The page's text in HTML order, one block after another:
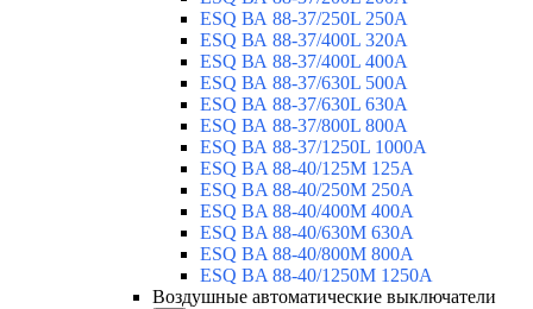
ESQ ВА 88-37/250L 250A
ESQ ВА 88-37/400L 320A
ESQ ВА 88-37/400L 400A
ESQ ВА 88-37/630L 500A
ESQ ВА 88-37/630L 630A
ESQ ВА 88-37/800L 800A
ESQ ВА 88-37/1250L 1000A
ESQ BA 88-40/125M 125A
ESQ BA 88-40/250M 250A
ESQ BA 88-40/400M 400A
ESQ BA 88-40/630М 630A
ESQ BA 88-40/800M 800A
ESQ BA 88-40/1250М 1250A
Воздушные автоматические выключатели